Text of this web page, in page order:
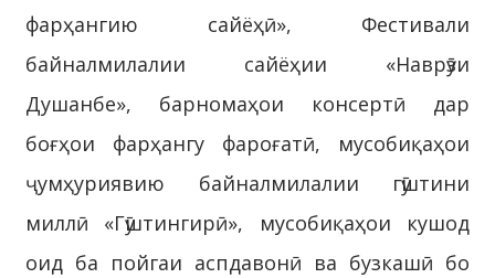
фарҳангию сайёҳӣ», Фестивали
байналмилалии сайёҳии «Наврӯзи
Душанбе», барномаҳои консертӣ дар
боғҳои фарҳангу фароғатӣ, мусобиқаҳои
ҷумҳуриявию байналмилалии гӯштини
миллӣ «Гӯштингирӣ», мусобиқаҳои кушод
оид ба пойгаи аспдавонӣ ва бузкашӣ бо